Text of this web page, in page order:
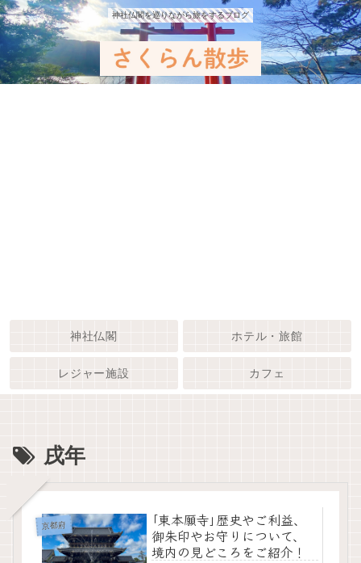
神社仏閣を巡りながら旅をするブログ
神社仏閣 ホテル・旅館
レジャー施設 カフェ
戌年
京都府
｢東本願寺｣歴史やご利益、
御朱印やお守りについて、
境内の見どころをご紹介！